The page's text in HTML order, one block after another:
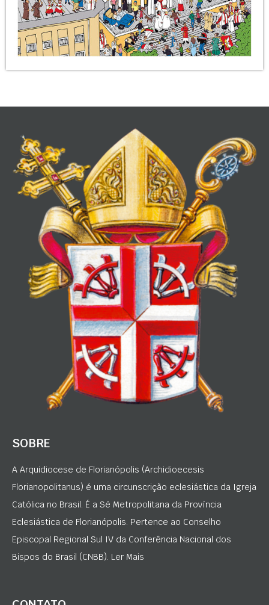
SOBRE
A Arquidiocese de Florianópolis (Archidioecesis
Florianopolitanus) é uma circunscrição eclesiástica da Igreja
Católica no Brasil. É a Sé Metropolitana da Província
Eclesiástica de Florianópolis. Pertence ao Conselho
Episcopal Regional Sul IV da Conferência Nacional dos
Bispos do Brasil (CNBB). Ler Mais